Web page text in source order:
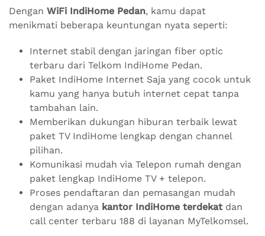
Dengan WiFi IndiHome Pedan, kamu dapat
menikmati beberapa keuntungan nyata seperti:
Internet stabil dengan jaringan fiber optic
terbaru dari Telkom IndiHome Pedan.
Paket IndiHome Internet Saja yang cocok untuk
kamu yang hanya butuh internet cepat tanpa
tambahan lain.
Memberikan dukungan hiburan terbaik lewat
paket TV IndiHome lengkap dengan channel
pilihan.
Komunikasi mudah via Telepon rumah dengan
paket lengkap IndiHome TV + telepon.
Proses pendaftaran dan pemasangan mudah
dengan adanya kantor IndiHome terdekat dan
call center terbaru 188 di layanan MyTelkomsel.